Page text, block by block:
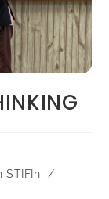
STIFIn
/